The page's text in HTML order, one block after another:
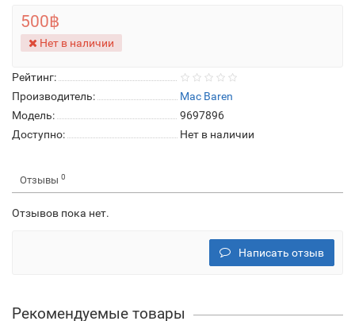
Рейтинг:
Производитель:
Mac Baren
Модель:
9697896
Доступно:
Нет в наличии
500฿
Нет в наличии
Отзывы 0
Отзывов пока нет.
Написать отзыв
Рекомендуемые товары